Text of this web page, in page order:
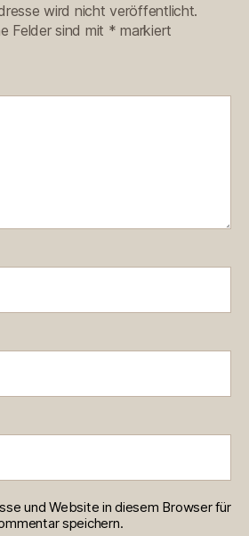
wird nicht veröffentlicht.
Felder sind mit * markiert
und Website in diesem Browser für
speichern.